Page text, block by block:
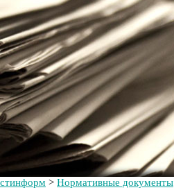
> Нормативные документы